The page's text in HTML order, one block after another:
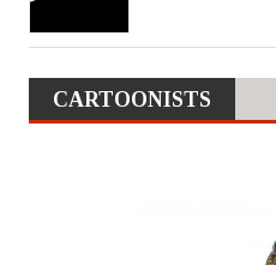
CARTOONISTS